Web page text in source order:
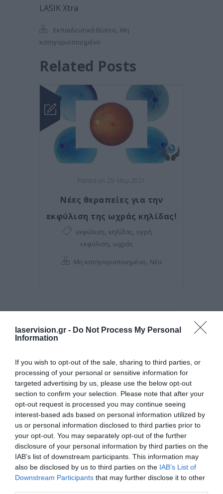
laservision.gr - Do Not Process My Personal
Information
If you wish to opt-out of the sale, sharing to third parties, or
processing of your personal or sensitive information for
targeted advertising by us, please use the below opt-out
section to confirm your selection. Please note that after your
opt-out request is processed you may continue seeing
interest-based ads based on personal information utilized by
us or personal information disclosed to third parties prior to
your opt-out. You may separately opt-out of the further
disclosure of your personal information by third parties on the
IAB’s list of downstream participants. This information may
also be disclosed by us to third parties on the IAB’s List of
Downstream Participants that may further disclose it to other
LASIK Xtra
Εκπαιδευτικά Βίντεο, Μη
κατηγοριοποιημένο
Related Posts
Posted on 29 Μαρ 2021
Νέες θεραπείες για την
εκφύλιση της ωχράς κηλίδας!
εκφύλιση, κηλίδας, υγρή
εκφύλιση, ωχράς
Μη κατηγοριοποιημένο, Νέα
Posted on 08 Μαρ 2021
Μπορεί η διόρθωση με laser
να βοηθήσει σε πάνω από μία
πάθηση των ματιών?
Μη κατηγοριοποιημένο,